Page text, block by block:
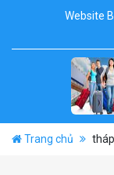
Website
Trang chủ